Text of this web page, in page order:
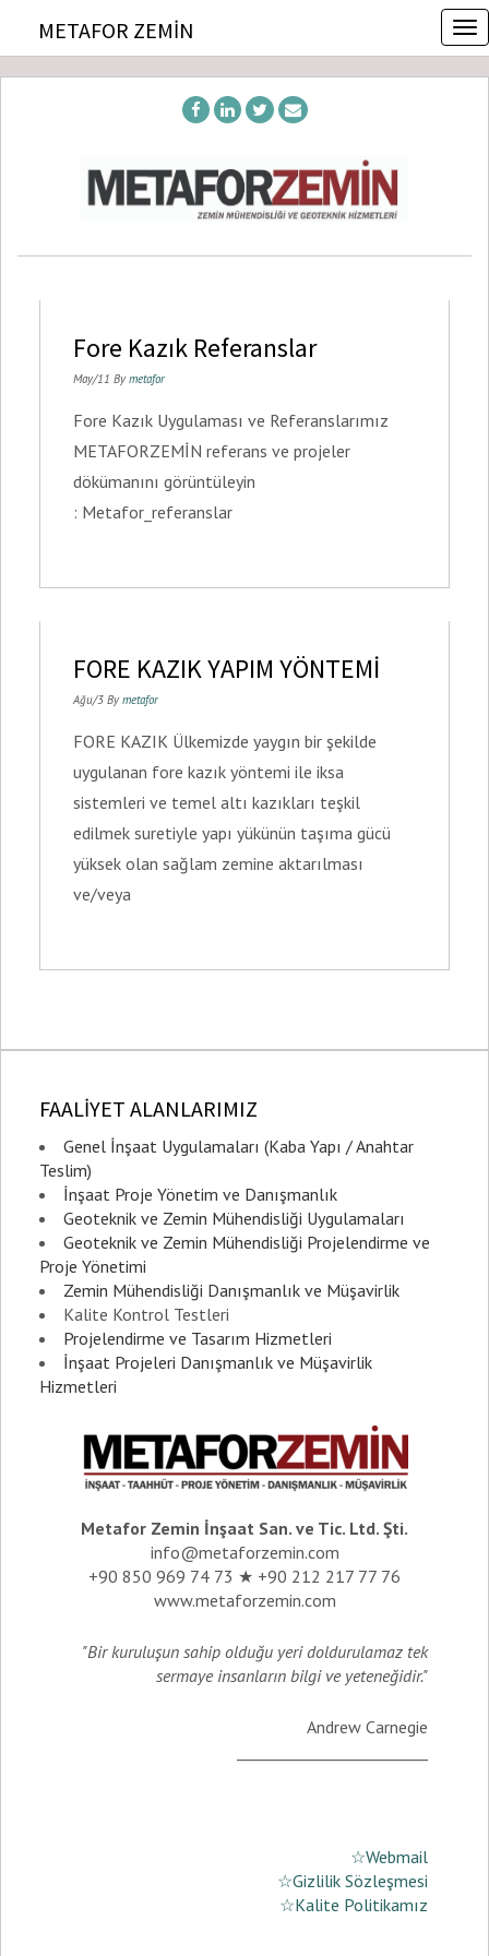
T
o
g
METAFOR ZEMIN
Fore Kazık Referanslar
May/11 By metafor
Fore Kazık Uygulaması ve Referanslarımız
METAFORZEMİN referans ve projeler
dökümanını görüntüleyin
: Metafor_referanslar
FORE KAZIK YAPIM YÖNTEMİ
Ağu/3 By metafor
FORE KAZIK Ülkemizde yaygın bir şekilde
uygulanan fore kazık yöntemi ile iksa
sistemleri ve temel altı kazıkları teşkil
edilmek suretiyle yapı yükünün taşıma gücü
yüksek olan sağlam zemine aktarılması
ve/veya
FAALİYET ALANLARIMIZ
Genel İnşaat Uygulamaları (Kaba Yapı / Anahtar
Teslim)
İnşaat Proje Yönetim ve Danışmanlık
Geoteknik ve Zemin Mühendisliği Uygulamaları
Geoteknik ve Zemin Mühendisliği Projelendirme ve
Proje Yönetimi
Zemin Mühendisliği Danışmanlık ve Müşavirlik
Kalite Kontrol Testleri
Projelendirme ve Tasarım Hizmetleri
İnşaat Projeleri Danışmanlık ve Müşavirlik
Hizmetleri
Metafor Zemin İnşaat San. ve Tic. Ltd. Şti.
info@metaforzemin.com
+90 850 969 74 73 ★ +90 212 217 77 76
www.metaforzemin.com
"Bir kuruluşun sahip olduğu yeri doldurulamaz tek
sermaye insanların bilgi ve yeteneğidir."
Andrew Carnegie
☆Webmail
☆Gizlilik Sözleşmesi
☆Kalite Politikamız